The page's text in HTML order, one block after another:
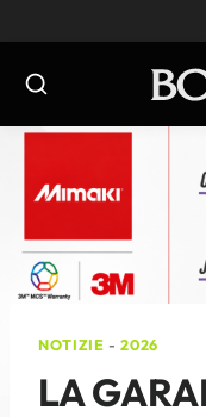
al
contenuto
NOTIZIE -2026
LA